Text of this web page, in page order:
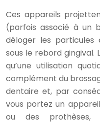
Ces appareils
(parfois associé à un
déloger les
sous le rebord gingival.
qu’une utilisation
complément du
dentaire et, par
vous portez un
ou des